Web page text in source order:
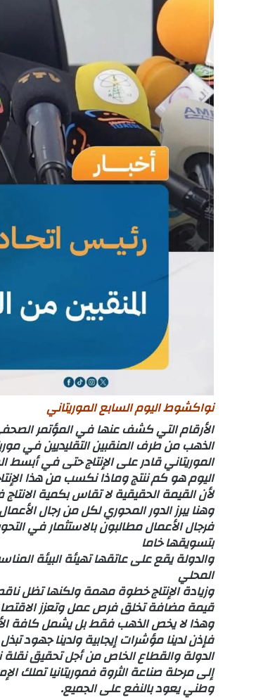
نواكشوط اليوم السابع الموريتاني
الأرقام التي كشف عنها في المؤتمر الصحفي
الذهب من طرف المنقبين التقليديين في
الموريتاني قادر على الإنتاج حتى في
اليوم هو كم ننتج وماذا نكسب من هذا
لأن القيمة الحقيقية لا تقاس بكمية
وهنا يبرز الدور المحوري لكل من رجال
فرجال الأعمال مطالبون بالاستثمار في
بتسويقها خاما
والدولة يقع على عاتقها تهيئة البيئة
المحلي
وزيادة الإنتاج خطوة مهمة ولكنها تظل
قيمة مضافة تخلق فرص عمل وتعزز
وهذا لا يخص الذهب فقط بل يشمل كافة
فإذن لدينا مؤشرات إيجابية ولدينا جهود
الدولة والقطاع الخاص من أجل تحقيق نقلة
إلى مرحلة صناعة الثروة فموريتانيا تملك
وطني يعود بالنفع على الجميع.